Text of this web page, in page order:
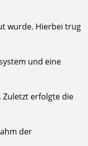
wurde. Hierbei trug
und eine
Zuletzt erfolgte die
der